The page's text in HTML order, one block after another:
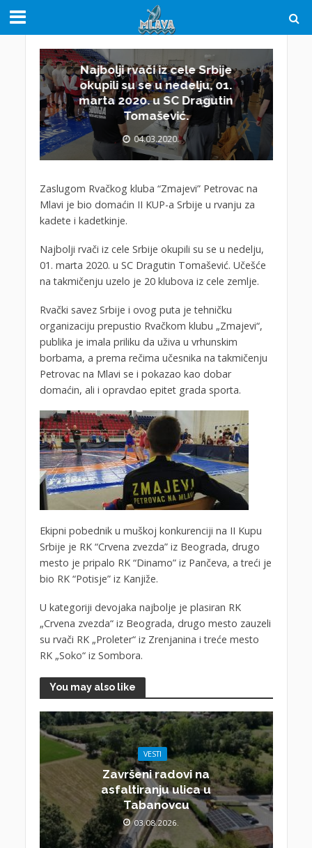
Najbolji rvači iz cele Srbije
okupili su se u nedelju, 01.
marta 2020. u SC Dragutin
Tomašević.
04.03.2020.
Zaslugom Rvačkog kluba “Zmajevi” Petrovac na
Mlavi je bio domaćin II KUP-a Srbije u rvanju za
kadete i kadetkinje.
Najbolji rvači iz cele Srbije okupili su se u nedelju,
01. marta 2020. u SC Dragutin Tomašević. Učešće
na takmičenju uzelo je 20 klubova iz cele zemlje.
Rvački savez Srbije i ovog puta je tehničku
organizaciju prepustio Rvačkom klubu „Zmajevi“,
publika je imala priliku da uživa u vrhunskim
borbama, a prema rečima učesnika na takmičenju
Petrovac na Mlavi se i pokazao kao dobar
domaćin, ali i opravdao epitet grada sporta.
Ekipni pobednik u muškoj konkurenciji na II Kupu
Srbije je RK “Crvena zvezda” iz Beograda, drugo
mesto je pripalo RK “Dinamo” iz Pančeva, a treći je
bio RK “Potisje” iz Kanjiže.
U kategoriji devojaka najbolje je plasiran RK
„Crvena zvezda“ iz Beograda, drugo mesto zauzeli
su rvači RK „Proleter“ iz Zrenjanina i treće mesto
RK „Soko“ iz Sombora.
You may also like
VESTI
Završeni radovi na
asfaltiranju ulica u
Tabanovcu
03.08.2026.